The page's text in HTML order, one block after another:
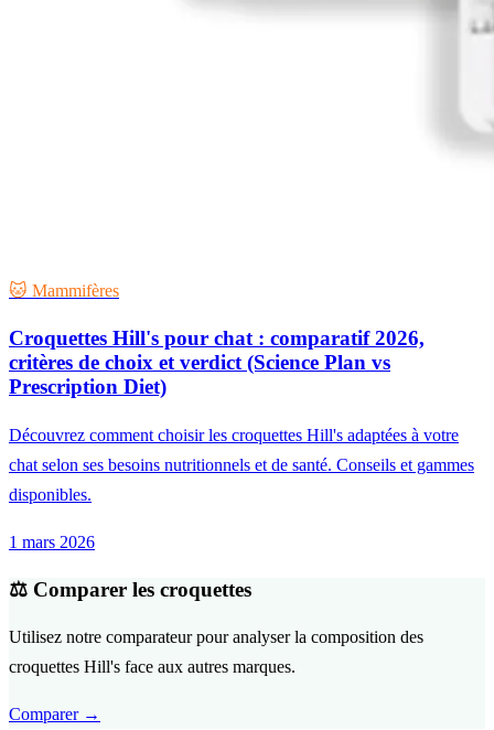
🐱 Mammifères
Croquettes Hill's pour chat : comparatif 2026,
critères de choix et verdict (Science Plan vs
Prescription Diet)
Découvrez comment choisir les croquettes Hill's adaptées à votre
chat selon ses besoins nutritionnels et de santé. Conseils et gammes
disponibles.
1 mars 2026
⚖️ Comparer les croquettes
Utilisez notre comparateur pour analyser la composition des
croquettes Hill's face aux autres marques.
Comparer →